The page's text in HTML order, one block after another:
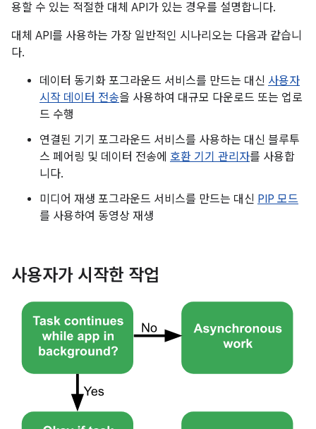
용할 수 있는 적절한 대체 API가 있는 경우를 설명합니다.
대체 API를 사용하는 가장 일반적인 시나리오는 다음과 같습니
다.
데이터 동기화 포그라운드 서비스를 만드는 대신 사용자
시작 데이터 전송을 사용하여 대규모 다운로드 또는 업로
드 수행
연결된 기기 포그라운드 서비스를 사용하는 대신 블루투
스 페어링 및 데이터 전송에 호환 기기 관리자를 사용합
니다.
미디어 재생 포그라운드 서비스를 만드는 대신 PIP 모드
를 사용하여 동영상 재생
사용자가 시작한 작업